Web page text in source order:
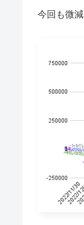
今回も微